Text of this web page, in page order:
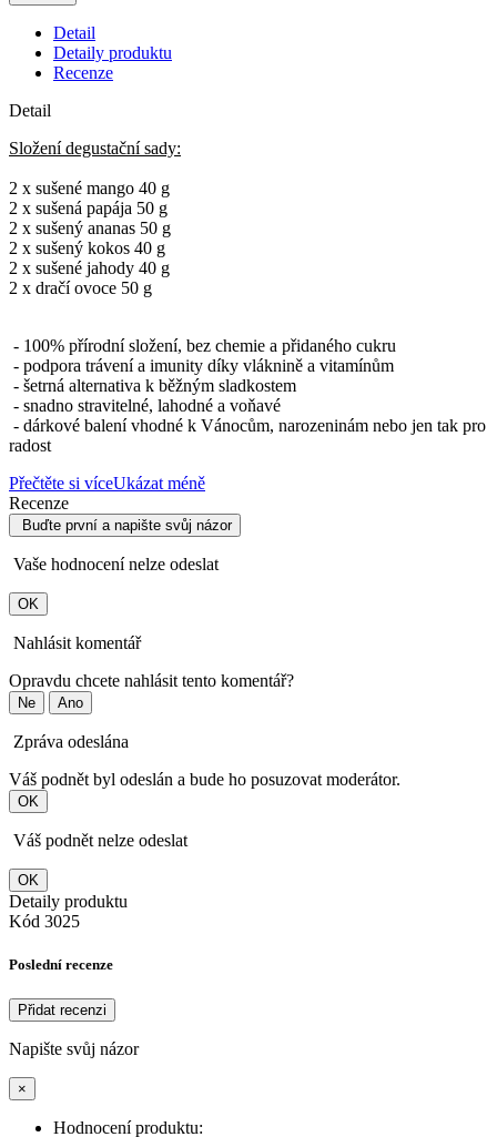
Detail
Detaily produktu
Recenze
Detail
Složení degustační sady:
2 x sušené mango 40 g
2 x sušená papája 50 g
2 x sušený ananas 50 g
2 x sušený kokos 40 g
2 x sušené jahody 40 g
2 x dračí ovoce 50 g
- 100% přírodní složení, bez chemie a přidaného cukru
- podpora trávení a imunity díky vláknině a vitamínům
- šetrná alternativa k běžným sladkostem
- snadno stravitelné, lahodné a voňavé
- dárkové balení vhodné k Vánocům, narozeninám nebo jen tak pro
radost
Přečtěte si víceUkázat méně
Recenze
Buďte první a napište svůj názor
Vaše hodnocení nelze odeslat
OK
Nahlásit komentář
Opravdu chcete nahlásit tento komentář?
Ne Ano
Zpráva odeslána
Váš podnět byl odeslán a bude ho posuzovat moderátor.
OK
Váš podnět nelze odeslat
OK
Detaily produktu
Kód 3025
Poslední recenze
Přidat recenzi
Napište svůj názor
×
Hodnocení produktu: